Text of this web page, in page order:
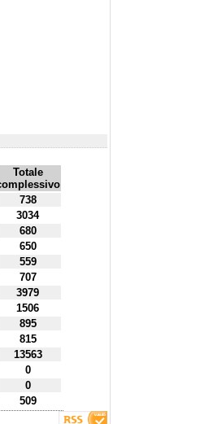
Totale
738
3034
680
650
559
707
3979
1506
895
815
13563
0
0
509